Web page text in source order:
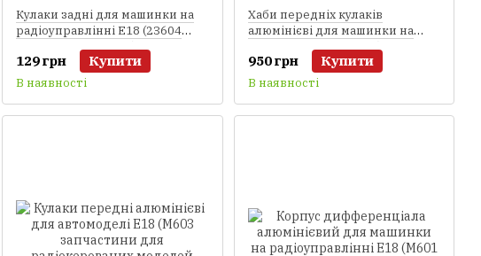
Кулаки задні для машинки на
радіоуправлінні E18 (23604
запчастини Himoto)
129 грн Купити
В наявності
Хаби передніх кулаків
алюмінієві для машинки на
радіоуправлінні E18 (M605
запчастини Himoto)
950 грн Купити
В наявності